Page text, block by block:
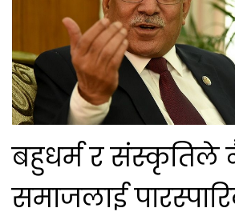
बहुधर्म र संस्कृतिले नै
समाजलाई